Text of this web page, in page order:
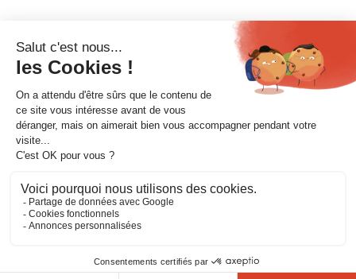
INFORMATIONS
Mentions légales
Protection des données personnelles
Venir nous voir
Muret. All rights reserved